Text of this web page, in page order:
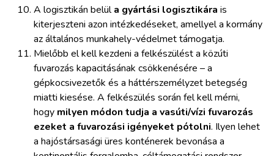
A logisztikán belüla gyártási logisztikára is
kiterjeszteni azon intézkedéseket, amellyel a kormány
az általános munkahely-védelmet támogatja.
Mielőbb el kell kezdeni a felkészülést a közúti
fuvarozás kapacitásának csökkenésére – a
gépkocsivezetők és a háttérszemélyzet betegség
miatti kiesése. A felkészülés során fel kell mérni,
hogy milyen módon tudja a vasúti/vízi fuvarozás
ezeket a fuvarozási igényeket pótolni. Ilyen lehet
a hajóstársasági üres konténerek bevonása a